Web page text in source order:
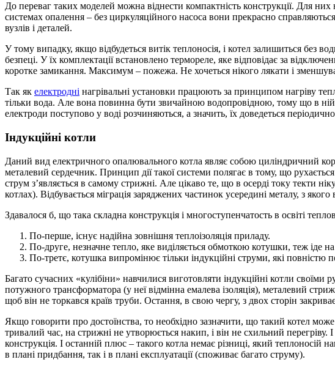
До переваг таких моделей можна віднести компактність конструкції. Для
системах опалення – без циркуляційного насоса вони прекрасно
вузлів і деталей.
У тому випадку, якщо відбудеться витік теплоносія, і котел залишиться без
безпеці. У їх комплектації встановлено термореле, яке відповідає за
коротке замикання. Максимум – пожежа. Не хочеться нікого лякати і
Так як електродні нагрівальні установки працюють за принципом нагріву
тільки вода. Але вона повинна бути звичайною водопровідною, тому що в ній
електроди поступово у воді розчиняються, а значить, їх доведеться
Індукційні котли
Даний вид електричного опалювального котла являє собою циліндричний
металевий сердечник. Принцип дії такої системи полягає в тому, що
струм з’являється в самому стрижні. Але цікаво те, що в осерді току текти
котлах). Відбувається міграція заряджених частинок усередині металу, з
Здавалося б, що така складна конструкція і многоступенчатость в освіті
По-перше, існує надійна зовнішня теплоізоляція приладу.
По-друге, незначне тепло, яке виділяється обмоткою котушки, теж іде на
По-третє, котушка випромінює тільки індукційні струми, які повністю
Багато сучасних «кулібіни» навчилися виготовляти індукційні котли своїми
потужного трансформатора (у неї відмінна емалева ізоляція), металевий
щоб він не торкався країв труби. Остання, в свою чергу, з двох сторін
Якщо говорити про достоїнства, то необхідно зазначити, що такий котел
тривалий час, на стрижні не утворюється накип, і він не схильний перегріву.
конструкція. І останній плюс – такого котла немає різниці, який теплоносій
в плані придбання, так і в плані експлуатації (споживає багато струму).